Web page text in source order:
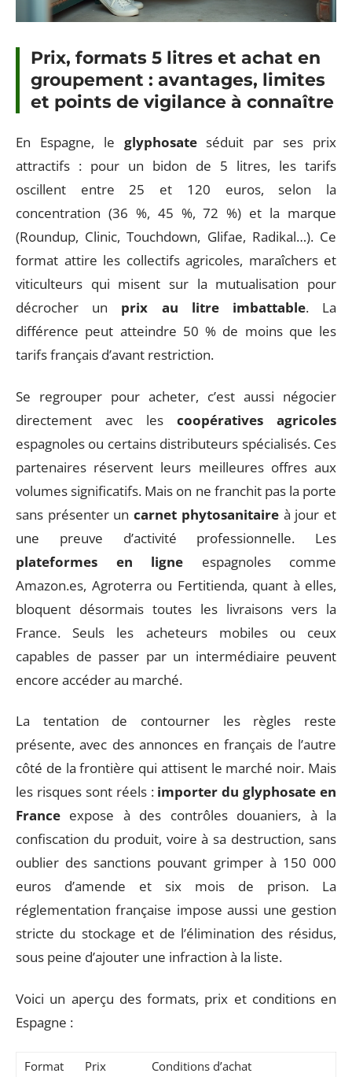
Prix, formats 5 litres et achat en
groupement : avantages, limites
et points de vigilance à connaître
En Espagne, le glyphosateséduit par ses prix
attractifs : pour un bidon de 5 litres, les tarifs
oscillent entre 25 et 120 euros, selon la
concentration (36 %, 45 %, 72 %) et la marque
(Roundup, Clinic, Touchdown, Glifae, Radikal…). Ce
format attire les collectifs agricoles, maraîchers et
viticulteurs qui misent sur la mutualisation pour
décrocher un prix au litre imbattable. La
différence peut atteindre 50 % de moins que les
tarifs français d’avant restriction.
Se regrouper pour acheter, c’est aussi négocier
directement avec les coopératives agricoles
espagnoles ou certains distributeurs spécialisés. Ces
partenaires réservent leurs meilleures offres aux
volumes significatifs. Mais on ne franchit pas la porte
sans présenter uncarnet phytosanitaireà jour et
une preuve d’activité professionnelle. Les
plateformes en ligne espagnoles comme
Amazon.es, Agroterra ou Fertitienda, quant à elles,
bloquent désormais toutes les livraisons vers la
France. Seuls les acheteurs mobiles ou ceux
capables de passer par un intermédiaire peuvent
encore accéder au marché.
La tentation de contourner les règles reste
présente, avec des annonces en français de l’autre
côté de la frontière qui attisent le marché noir. Mais
les risques sont réels : importer du glyphosate en
France expose à des contrôles douaniers, à la
confiscation du produit, voire à sa destruction, sans
oublier des sanctions pouvant grimper à 150 000
euros d’amende et six mois de prison. La
réglementation française impose aussi une gestion
stricte du stockage et de l’élimination des résidus,
sous peine d’ajouter une infraction à la liste.
Voici un aperçu des formats, prix et conditions en
Espagne :
Format
Prix
Conditions d’achat